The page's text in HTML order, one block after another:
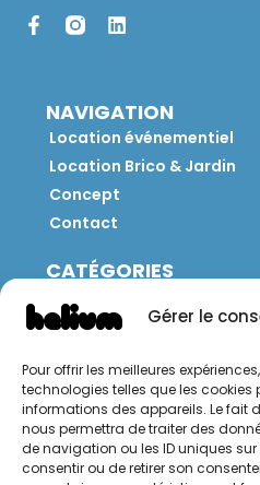
Gérer le
Pour offrir les meilleures
technologies telles que les
informations des appareils. Le fait
nous permettra de traiter des
de navigation ou les ID uniques sur
consentir ou de retirer son
NAVIGATION
Location événementiel
Location Brico & Jardin
Concept
Contact
CATÉGORIES
Mobilier
Brico
Jardin
CONTACT